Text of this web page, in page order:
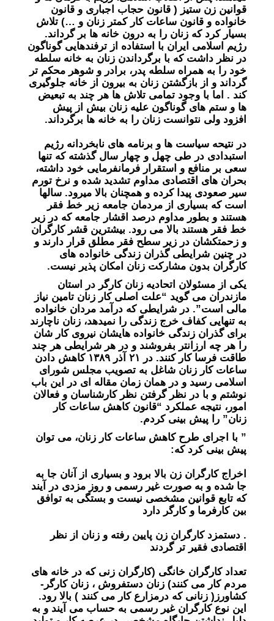
قوانین زن ستیز ( قانون حجاب اجباری و قانون
خانواده و قانون ساعات کار کمتر زنان و …) تلاش
بسیار کرد که زنان را به درون خانه ها بر گرداند.
رژیم اسلامی ایران با استفاده از ترفندهایی گوناگون
در نظر داشت که با برگرداندن زنان به خانه سلطه
خود را به همراه سلطه پدر، برادر و شوهر محکم تر
گرداند و از بازگشتن زنان به بیرون از خانه جلوگیری
کند . اما با وجود تمامی تلاش ها هر چند به تبعیض
ها و ستم های گوناگون علیه زنان بیش از پیش
افزود ولی نتوانست زنان را به خانه ها برگرداند.
در نتیحه سیاست ها و برنامه های نابخردانه رژیم
استبدادی در طی چهل و چهار سال گذشته که تنها
سعی بر منافع و استقرار فرمانفرمایی خود داشته،
بحران های اقتصادی مداوم تشدید شده و نرخ تورم
سیر صعودی پیدا کرده و همچنان بالا میرود. سالها
است که بسیاری از مردمان جامعه زیر خط فقر
هستند و بطور مداوم درصد اقشار جامعه که در زیر
خط فقر هستند بالا می رود. بیشترین قشر کارگران
و زحمتکشان در زیر سطح فقر مطلق قرار دارند و
در چنین شرایطی گذران زندگی خانواده های
کارگران بدون مشارکت زنان امکان پذیر نیست.
یکی از مسئولان اتحادیه زنان کارگر در استان
مازندران می گوید “علت اصلی کار زنان تامین نیاز
مالی است”. در شرایطی که درآمد مردان خانواده
به تنهایی کفاف خرج زندگی را نمیدهد، زنان ناچارند
برای گذران زندگی خانواده هایشان نیروی کار شان
را هر چه ارزانتر بفروشند و در هر شرایطی هر چند
طاقت فرسا کار کنند. در ۲۱ آذر ۱۳۸۹ کاهش دادن
ساعات کار زنان شاغل به تصویب مجلس شورای
اسلامی رسید و در همان زمان مقاله ای در این باب
نوشتم و با در نظر گرفتن نظر کارشناسان و فعالان
امور، نتیجه عملکرد “قانون کاهش ساعات کار
زنان” را پیش بینی کردم.
” با اجرای طرح کاهش ساعات کار زنان، می توان
پیش بینی کرد که:
اخراج کارگران زن بالا برود و بسیاری از آنان جا به
جا شده و به صورت غیر رسمی و روز مزدی در آیند
که تابع قوانین مشخصی نیست و بستگی به توافق
بین کارفرما و کارگر دارد
. دستمزد کارگران زن پایین رفته و زنان از نظر
اقتصادی فقیر تر گردند
تعداد کارگران خانگی (کارگران زنی که در خانه های
مردم کار می کنند) زنان دستفروش ، زنان کارگر-
کشاورز( زنانی که درمزارع کار می کنند ) بالا رود.
این نوع کارگران غیر رسمی به حساب می آیند و به